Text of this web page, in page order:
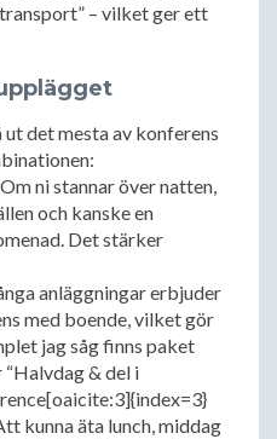
– vilket ger ett
det mesta av konferens
ni stannar över natten,
och kanske en
Det stärker
anläggningar erbjuder
med boende, vilket gör
jag såg finns paket
“Halvdag & del i
kunna äta lunch, middag